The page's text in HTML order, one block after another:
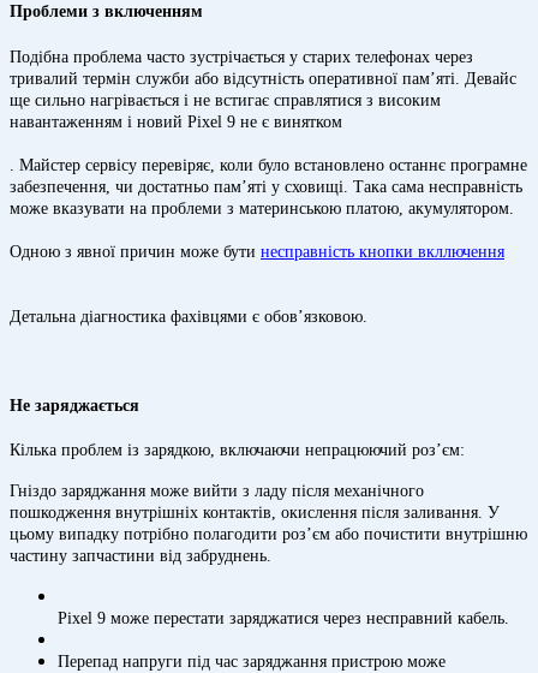
Проблеми з включенням
Подібна проблема часто зустрічається у старих телефонах через
тривалий термін служби або відсутність оперативної пам’яті. Девайс
ще сильно нагрівається і не встигає справлятися з високим
навантаженням і новий Pixel 9 не є винятком
. Майстер сервісу перевіряє, коли було встановлено останнє програмне
забезпечення, чи достатньо пам’яті у сховищі. Така сама несправність
може вказувати на проблеми з материнською платою, акумулятором.
Одною з явної причин може бути несправність кнопки вкллючення
Детальна діагностика фахівцями є обов’язковою.
Не заряджається
Кілька проблем із зарядкою, включаючи непрацюючий роз’єм:
Гніздо заряджання може вийти з ладу після механічного
пошкодження внутрішніх контактів, окислення після заливання. У
цьому випадку потрібно полагодити роз’єм або почистити внутрішню
частину запчастини від забруднень.
Pixel 9 може перестати заряджатися через несправний кабель.
Перепад напруги під час заряджання пристрою може